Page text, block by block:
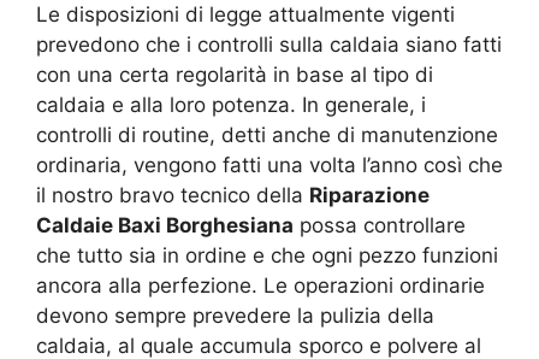
Le disposizioni di legge attualmente vigenti
prevedono che i controlli sulla caldaia siano fatti
con una certa regolarità in base al tipo di
caldaia e alla loro potenza. In generale, i
controlli di routine, detti anche di manutenzione
ordinaria, vengono fatti una volta l’anno così che
il nostro bravo tecnico della Riparazione
Caldaie Baxi Borghesiana possa controllare
che tutto sia in ordine e che ogni pezzo funzioni
ancora alla perfezione. Le operazioni ordinarie
devono sempre prevedere la pulizia della
caldaia, al quale accumula sporco e polvere al